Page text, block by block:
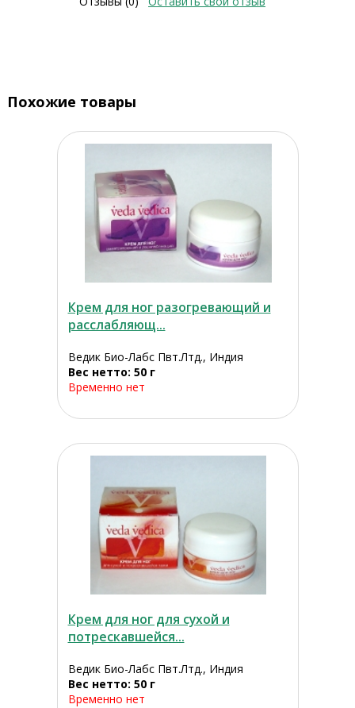
Похожие товары
Крем для ног разогревающий и
расслабляющ...
Ведик Био-Лабс Пвт.Лтд., Индия
Вес нетто: 50 г
Временно нет
Крем для ног для сухой и
потрескавшейся...
Ведик Био-Лабс Пвт.Лтд., Индия
Вес нетто: 50 г
Временно нет